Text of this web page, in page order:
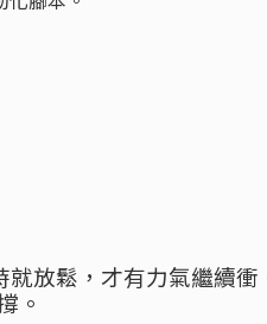
就放鬆，才有力氣繼續衝
。